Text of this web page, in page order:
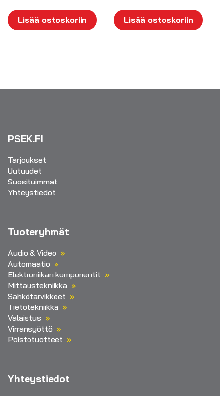
Lisää ostoskoriin Lisää ostoskoriin
PSEK.FI
Tarjoukset
Uutuudet
Suosituimmat
Yhteystiedot
Tuoteryhmät
Audio & Video
Automaatio
Elektroniikan komponentit
Mittaustekniikka
Sähkötarvikkeet
Tietotekniikka
Valaistus
Virransyöttö
Poistotuotteet
Yhteystiedot